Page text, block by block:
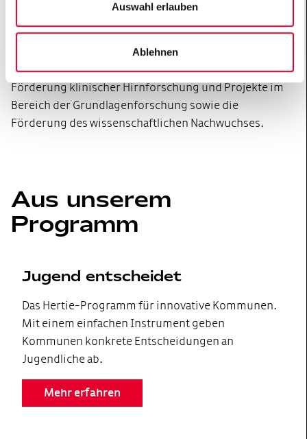
Auswahl erlauben
Ablehnen
Arbeitsgebiet „Gehirn erforschen“ die Funktionsweise
des Gehirns und die Bekämpfung seiner Erkrankungen
in den Mittelpunkt. Schwerpunkte bilden die
Förderung klinischer Hirnforschung und Projekte im
Bereich der Grundlagenforschung sowie die
Förderung des wissenschaftlichen Nachwuchses.
Aus unserem
Programm
Jugend entscheidet
Das Hertie-Programm für innovative Kommunen.
Mit einem einfachen Instrument geben
Kommunen konkrete Entscheidungen an
Jugendliche ab.
Mehr erfahren